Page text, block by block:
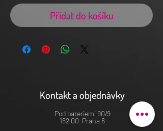
Přidat do košíku
Kontakt a objednávky
Pod bateriemi 90/9
162 00 Praha 6